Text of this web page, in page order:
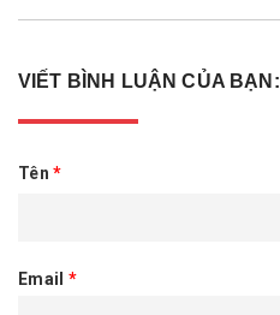
VIẾT BÌNH LUẬN CỦA BẠN:
Tên *
Email *